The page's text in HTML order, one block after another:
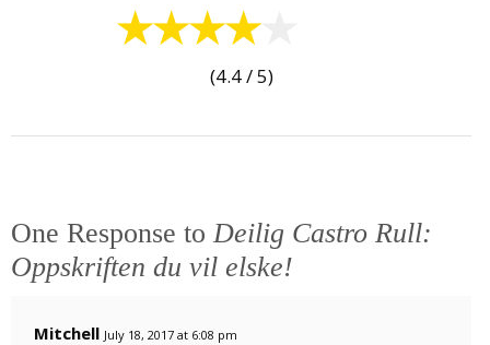
(4.4 / 5)
One Response toDeilig Castro Rull:
Oppskriften du vil elske!
Mitchell July 18, 2017 at 6:08 pm